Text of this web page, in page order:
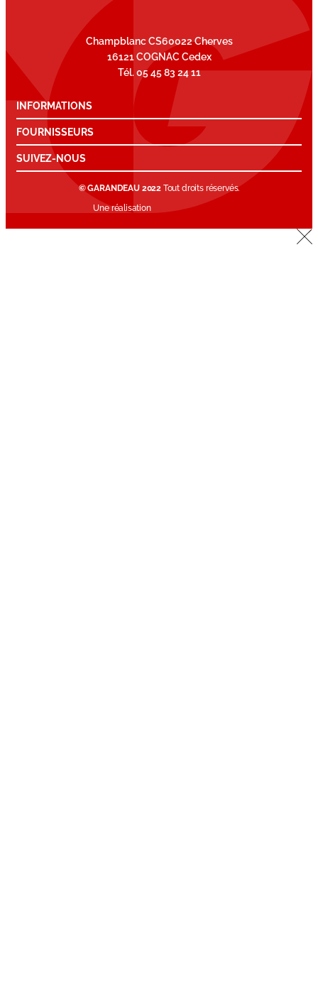
Champblanc CS60022 Cherves
16121 COGNAC Cedex
Tél. 05 45 83 24 11
INFORMATIONS
FOURNISSEURS
SUIVEZ-NOUS
© GARANDEAU 2022 Tout droits réservés.
Une réalisation